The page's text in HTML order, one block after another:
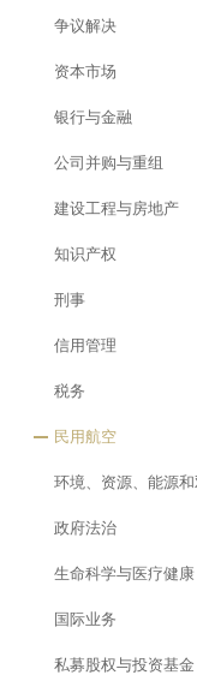
争议解决
资本市场
银行与金融
公司并购与重组
建设工程与房地产
知识产权
刑事
信用管理
税务
民用航空
环境、资源、能源和
政府法治
生命科学与医疗健康
国际业务
私募股权与投资基金